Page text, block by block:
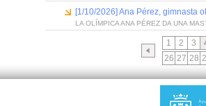
[1/10/2026] Ana Pérez, gimnasta
LA OLÍMPICA ANA PÉREZ DA UNA
1 2 3
26 27 28